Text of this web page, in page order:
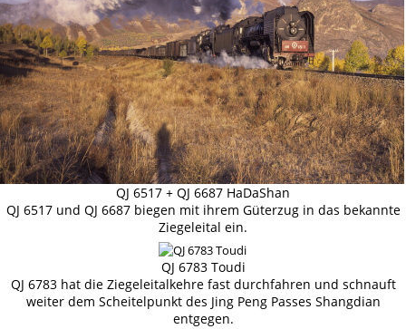
QJ 6517 + QJ 6687 HaDaShan
QJ 6517 und QJ 6687 biegen mit ihrem Güterzug in das bekannte
Ziegeleital ein.
QJ 6783 Toudi
QJ 6783 hat die Ziegeleitalkehre fast durchfahren und schnauft
weiter dem Scheitelpunkt des Jing Peng Passes Shangdian
entgegen.